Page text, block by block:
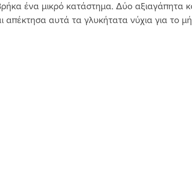
ένα μικρό κατάστημα. Δύο αξιαγάπητα
απέκτησα αυτά τα γλυκήτατα νύχια για το